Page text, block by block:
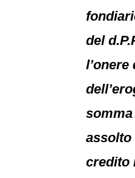
del
assolto
credito